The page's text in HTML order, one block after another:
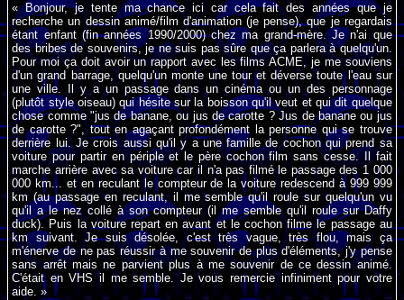
« Bonjour, je tente ma chance ici car cela fait des années que je
recherche un dessin animé/film d'animation (je pense), que je regardais
étant enfant (fin années 1990/2000) chez ma grand-mère. Je n'ai que
des bribes de souvenirs, je ne suis pas sûre que ça parlera à quelqu'un.
Pour moi ça doit avoir un rapport avec les films ACME, je me souviens
d'un grand barrage, quelqu'un monte une tour et déverse toute l'eau sur
une ville. Il y a un passage dans un cinéma ou un des personnage
(plutôt style oiseau) qui hésite sur la boisson qu'il veut et qui dit quelque
chose comme "jus de banane, ou jus de carotte ? Jus de banane ou jus
de carotte ?", tout en agaçant profondément la personne qui se trouve
derrière lui. Je crois aussi qu'il y a une famille de cochon qui prend sa
voiture pour partir en périple et le père cochon film sans cesse. Il fait
marche arrière avec sa voiture car il n'a pas filmé le passage des 1 000
000 km... et en reculant le compteur de la voiture redescend à 999 999
km (au passage en reculant, il me semble qu'il roule sur quelqu'un vu
qu'il a le nez collé à son compteur (il me semble qu'il roule sur Daffy
duck). Puis la voiture repart en avant et le cochon filme le passage au
km suivant. Je suis désolée, c'est très vague, très flou, mais ça
m'énerve de ne pas réussir à me souvenir de plus d'éléments, j'y pense
sans arrêt mais ne parvient plus à me souvenir de ce dessin animé.
C'était en VHS il me semble. Je vous remercie infiniment pour votre
aide. »